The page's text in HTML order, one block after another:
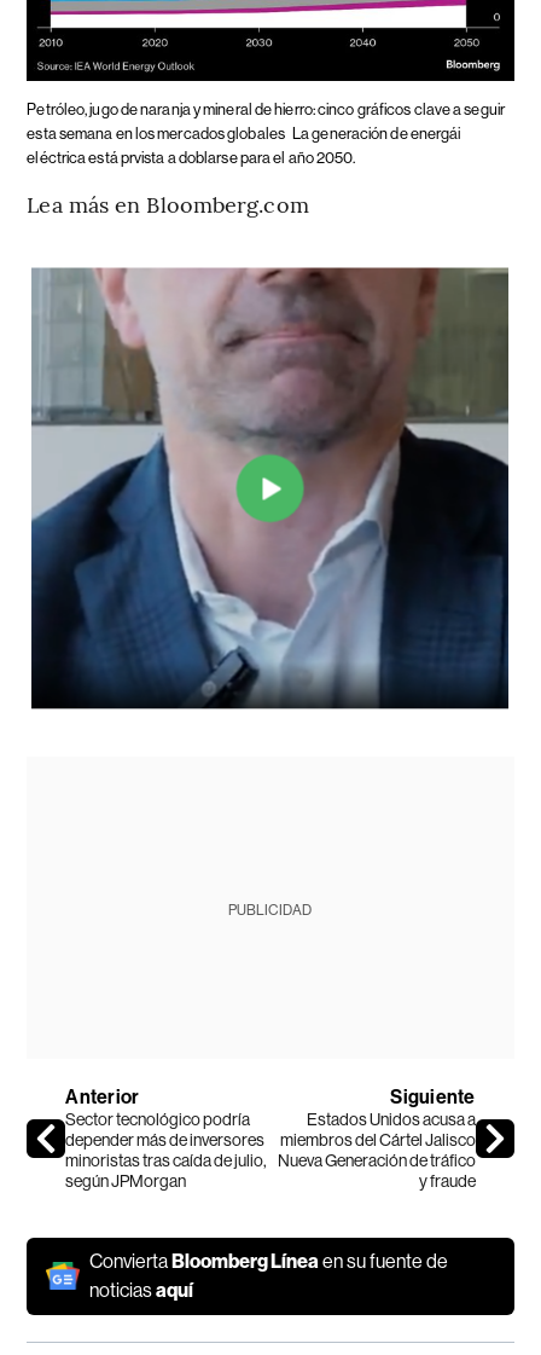
Petróleo, jugo de naranja y mineral de hierro: cinco gráficos clave a seguir
esta semana en los mercados globales La generación de energái
eléctrica está prvista a doblarse para el año 2050.
Lea más en Bloomberg.com
PUBLICIDAD
Anterior
Sector tecnológico podría
depender más de inversores
minoristas tras caída de julio,
según JPMorgan
Siguiente
Estados Unidos acusa a
miembros del Cártel Jalisco
Nueva Generación de tráfico
y fraude
ConviertaBloomberg Línea en su fuente de
noticiasaquí